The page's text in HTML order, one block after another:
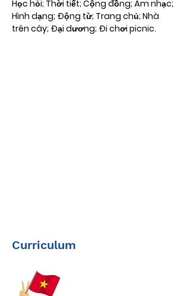
Học hỏi; Thời tiết; Cộng đồng; Âm nhạc;
Hình dạng; Động từ; Trang chủ; Nhà
trên cây; Đại dương; Đi chơi picnic.
Curriculum